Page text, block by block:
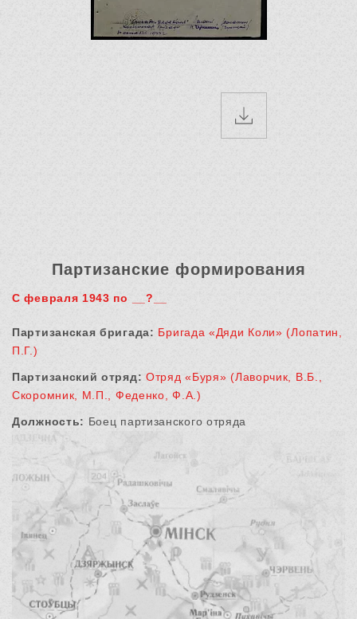
Партизанские формирования
С февраля 1943 по __?__
Партизанская бригада: Бригада «Дяди Коли» (Лопатин,
П.Г.)
Партизанский отряд: Отряд «Буря» (Лаворчик, В.Б.,
Скоромник, М.П., Феденко, Ф.А.)
Должность: Боец партизанского отряда